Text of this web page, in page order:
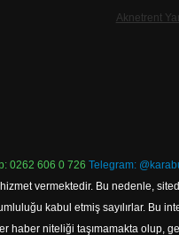
Aknetrent
0262 606 0 726 Telegram:
vermektedir. Bu nedenle,
kabul etmiş sayılırlar. Bu
haber niteliği taşımamakta olup,